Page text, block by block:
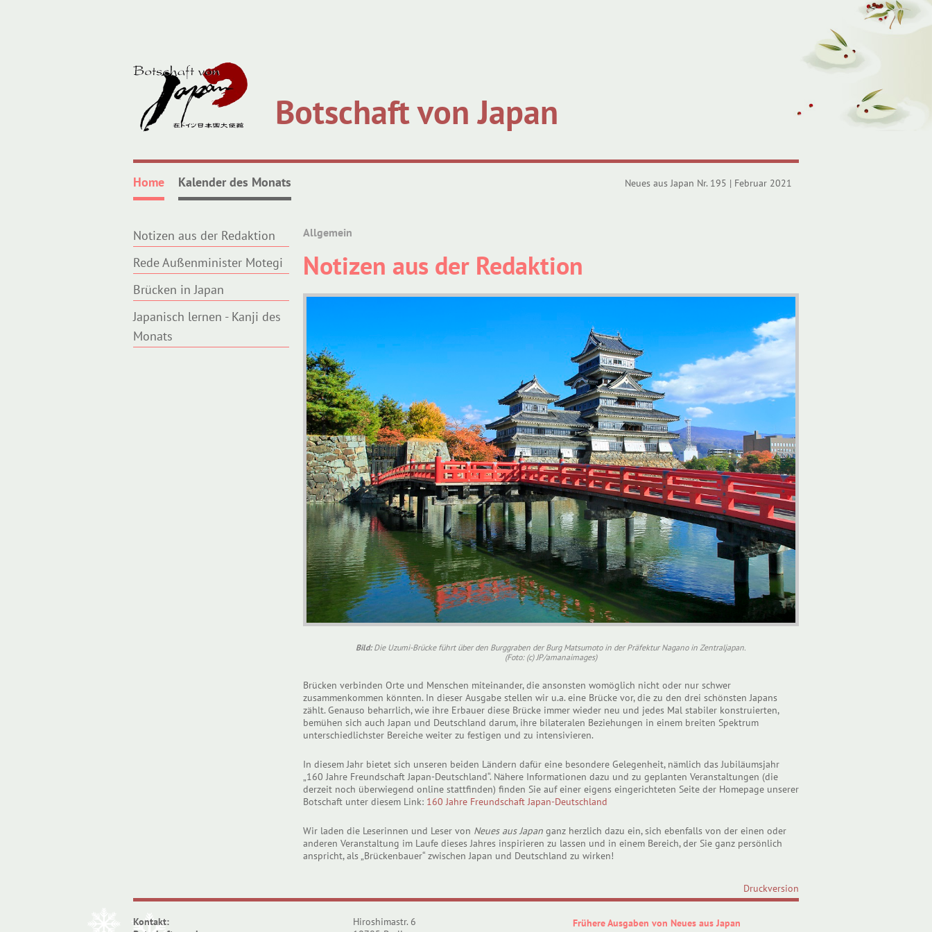
Botschaft von Japan
Home Kalender des Monats Neues aus Japan Nr. 195 | Februar 2021
Notizen aus der Redaktion
Rede Außenminister Motegi
Brücken in Japan
Japanisch lernen - Kanji des
Monats
Allgemein
Notizen aus der Redaktion
Bild:Die Uzumi-Brücke führt über den Burggraben der Burg Matsumoto in der Präfektur Nagano in Zentraljapan.
(Foto: (c) JP/amanaimages)
Brücken verbinden Orte und Menschen miteinander, die ansonsten womöglich nicht oder nur schwer
zusammenkommen könnten. In dieser Ausgabe stellen wir u.a. eine Brücke vor, die zu den drei schönsten Japans
zählt. Genauso beharrlich, wie ihre Erbauer diese Brücke immer wieder neu und jedes Mal stabiler konstruierten,
bemühen sich auch Japan und Deutschland darum, ihre bilateralen Beziehungen in einem breiten Spektrum
unterschiedlichster Bereiche weiter zu festigen und zu intensivieren.
In diesem Jahr bietet sich unseren beiden Ländern dafür eine besondere Gelegenheit, nämlich das Jubiläumsjahr
„160 Jahre Freundschaft Japan-Deutschland“. Nähere Informationen dazu und zu geplanten Veranstaltungen (die
derzeit noch überwiegend online stattfinden) finden Sie auf einer eigens eingerichteten Seite der Homepage unserer
Botschaft unter diesem Link: 160 Jahre Freundschaft Japan-Deutschland
Wir laden die Leserinnen und Leser von Neues aus Japan ganz herzlich dazu ein, sich ebenfalls von der einen oder
anderen Veranstaltung im Laufe dieses Jahres inspirieren zu lassen und in einem Bereich, der Sie ganz persönlich
anspricht, als „Brückenbauer“ zwischen Japan und Deutschland zu wirken!
Druckversion
Kontakt:
Hiroshimastr. 6
Frühere Ausgaben von Neues aus Japan